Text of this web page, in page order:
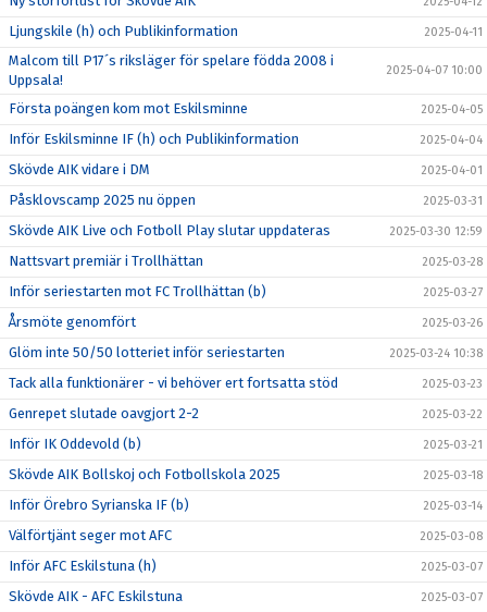
Ljungskile (h) och Publikinformation 2025-04-11
Malcom till P17´s riksläger för spelare födda 2008 i
Uppsala!
2025-04-07 10:00
Första poängen kom mot Eskilsminne 2025-04-05
Inför Eskilsminne IF (h) och Publikinformation 2025-04-04
Skövde AIK vidare i DM 2025-04-01
Påsklovscamp 2025 nu öppen 2025-03-31
Skövde AIK Live och Fotboll Play slutar uppdateras 2025-03-30 12:59
Nattsvart premiär i Trollhättan 2025-03-28
Inför seriestarten mot FC Trollhättan (b) 2025-03-27
Årsmöte genomfört 2025-03-26
Glöm inte 50/50 lotteriet inför seriestarten 2025-03-24 10:38
Tack alla funktionärer - vi behöver ert fortsatta stöd 2025-03-23
Genrepet slutade oavgjort 2-2 2025-03-22
Inför IK Oddevold (b) 2025-03-21
Skövde AIK Bollskoj och Fotbollskola 2025 2025-03-18
Inför Örebro Syrianska IF (b) 2025-03-14
Välförtjänt seger mot AFC 2025-03-08
Inför AFC Eskilstuna (h) 2025-03-07
Skövde AIK - AFC Eskilstuna 2025-03-07